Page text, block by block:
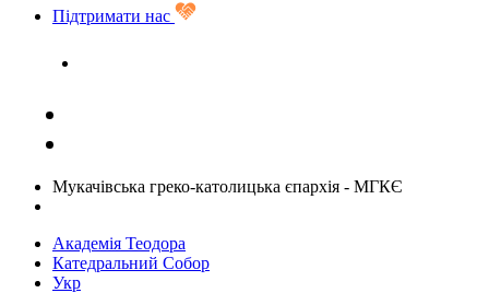
Підтримати нас
Мукачівська греко-католицька єпархія - МГКЄ
Академія Теодора
Катедральний Собор
Укр